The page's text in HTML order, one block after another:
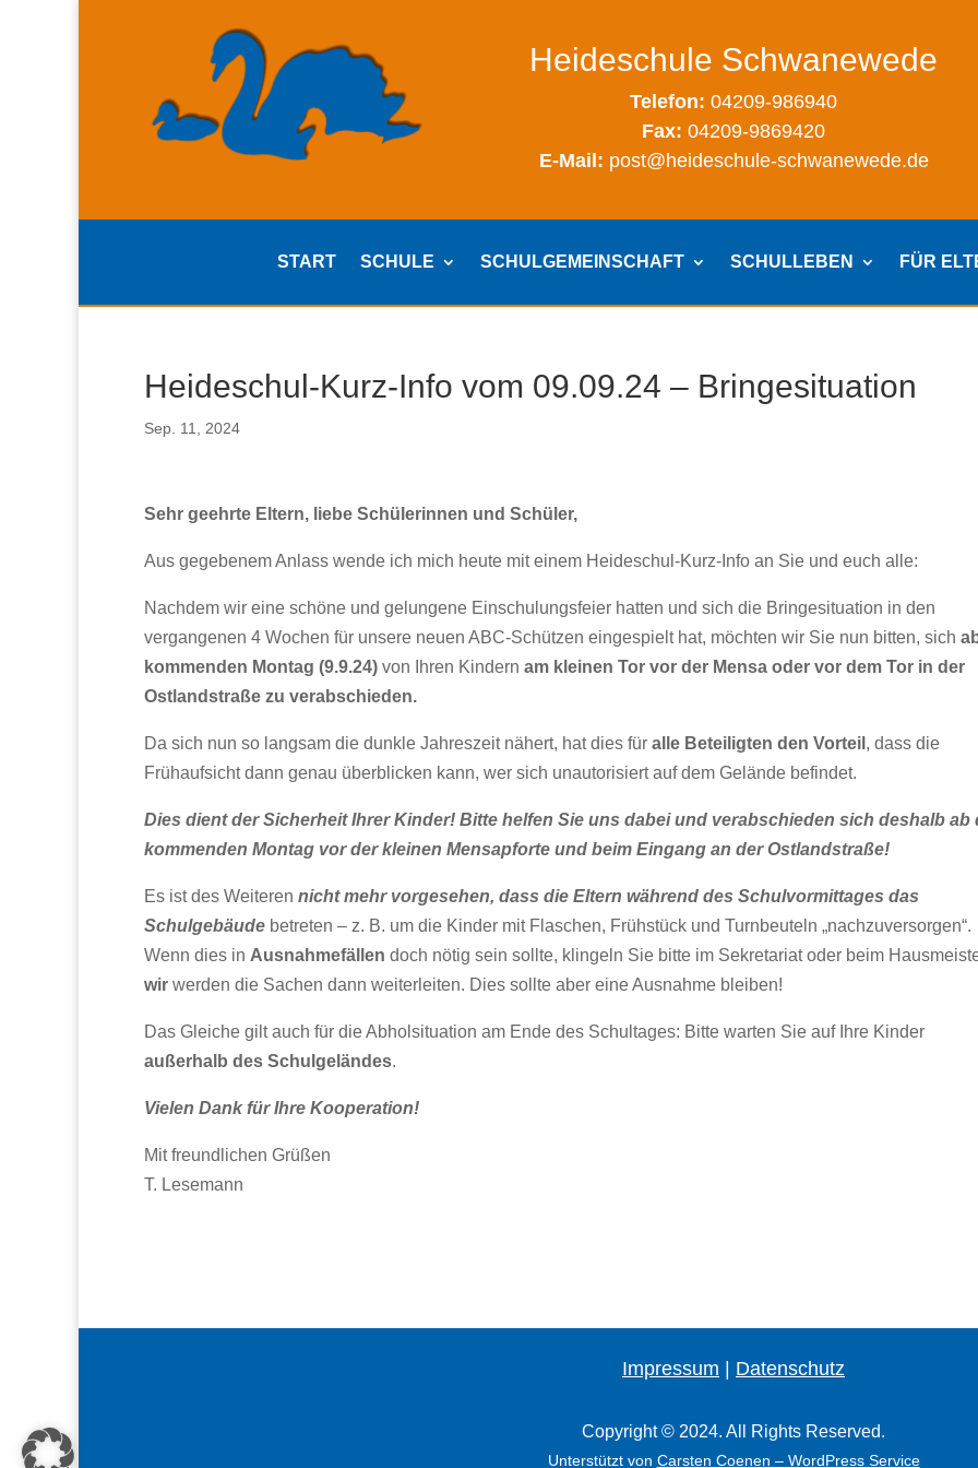
Heideschule Schwanewede
Telefon: 04209-986940
Fax: 04209-9869420
E-Mail: post@heideschule-schwanewede.de
START SCHULE SCHULGEMEINSCHAFT SCHULLEBEN FÜR
Heideschul-Kurz-Info vom 09.09.24 – Bringesituation
Sep. 11, 2024
Sehr geehrte Eltern, liebe Schülerinnen und Schüler,
Aus gegebenem Anlass wende ich mich heute mit einem Heideschul-Kurz-Info an Sie und euch alle:
Nachdem wir eine schöne und gelungene Einschulungsfeier hatten und sich die Bringesituation in den
vergangenen 4 Wochen für unsere neuen ABC-Schützen eingespielt hat, möchten wir Sie nun bitten, sich
kommenden Montag (9.9.24) von Ihren Kindern am kleinen Tor vor der Mensa oder vor dem Tor in der
Ostlandstraße zu verabschieden.
Da sich nun so langsam die dunkle Jahreszeit nähert, hat dies für alle Beteiligten den Vorteil , dass die
Frühaufsicht dann genau überblicken kann, wer sich unautorisiert auf dem Gelände befindet.
Dies dient der Sicherheit Ihrer Kinder! Bitte helfen Sie uns dabei und verabschieden sich deshalb ab
kommenden Montag vor der kleinen Mensapforte und beim Eingang an der Ostlandstraße!
Es ist des Weiteren nicht mehr vorgesehen, dass die Eltern während des Schulvormittages das
Schulgebäude betreten – z. B. um die Kinder mit Flaschen, Frühstück und Turnbeuteln „nachzuversorgen“.
Wenn dies in Ausnahmefällen doch nötig sein sollte, klingeln Sie bitte im Sekretariat oder beim
wir werden die Sachen dann weiterleiten. Dies sollte aber eine Ausnahme bleiben!
Das Gleiche gilt auch für die Abholsituation am Ende des Schultages: Bitte warten Sie auf Ihre Kinder
außerhalb des Schulgeländes.
Vielen Dank für Ihre Kooperation!
Mit freundlichen Grüßen
T. Lesemann
Impressum Datenschutz
Copyright © 2024. All Rights Reserved.
Unterstützt von Carsten Coenen – WordPress Service